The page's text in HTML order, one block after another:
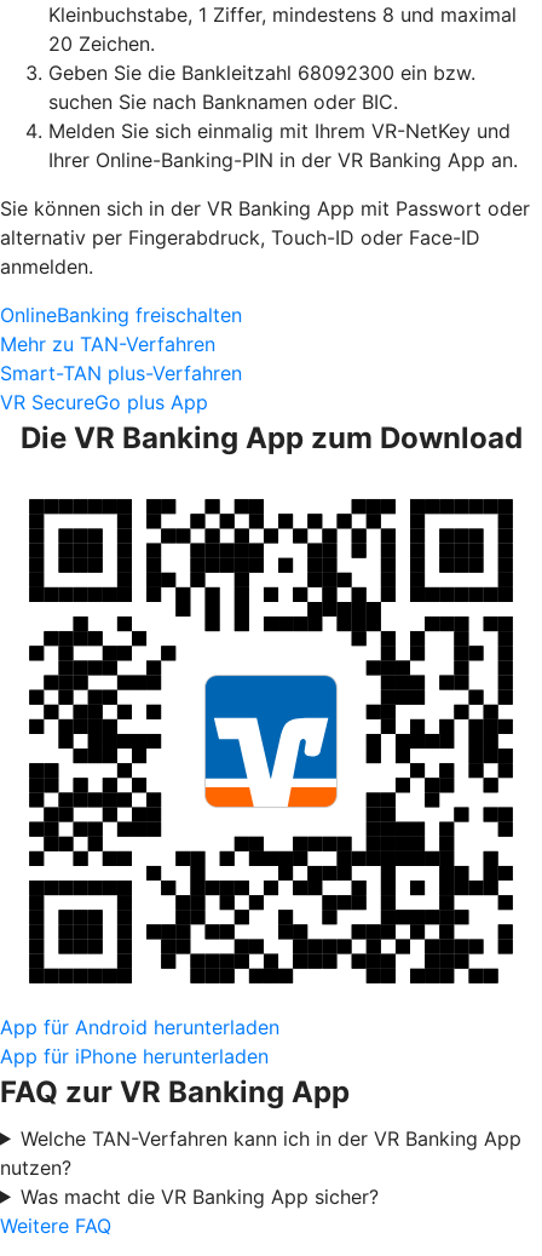
Kleinbuchstabe, 1 Ziffer, mindestens 8 und maximal
20 Zeichen.
Geben Sie die Bankleitzahl 68092300 ein bzw.
suchen Sie nach Banknamen oder BIC.
Melden Sie sich einmalig mit Ihrem VR-NetKey und
Ihrer Online-Banking-PIN in der VR Banking App an.
Sie können sich in der VR Banking App mit Passwort oder
alternativ per Fingerabdruck, Touch-ID oder Face-ID
anmelden.
OnlineBanking freischalten
Mehr zu TAN-Verfahren
Smart-TAN plus-Verfahren
VR SecureGo plus App
Die VR Banking App zum Download
App für Android herunterladen
App für iPhone herunterladen
FAQ zur VR Banking App
Welche TAN-Verfahren kann ich in der VR Banking App
nutzen?
Was macht die VR Banking App sicher?
Weitere FAQ